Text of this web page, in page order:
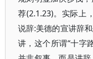
荐(2.1.23)。实际上
说辞:美德的宣讲辞
讲，这个所谓“十字